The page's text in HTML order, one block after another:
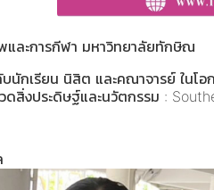
และการกีฬา มหาวิทยาลัยทักษิณ
นักเรียน นิสิต และคณาจารย์ ในโอ
วดสิ่งประดิษฐ์และนวัตกรรม :